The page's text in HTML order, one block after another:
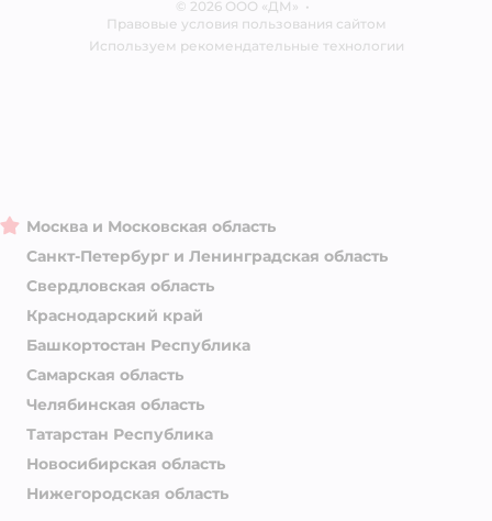
Блог
© 2026 ООО «ДМ» •
Правовые условия пользования сайтом
Используем рекомендательные технологии
Москва и Московская область
Санкт-Петербург и Ленинградская область
Свердловская область
Краснодарский край
Башкортостан Республика
Самарская область
Челябинская область
Татарстан Республика
Новосибирская область
Нижегородская область